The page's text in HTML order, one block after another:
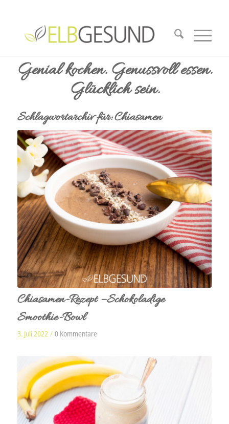
Genial kochen. Genussvoll essen.
Glücklich sein.
Schlagwortarchiv für:Chiasamen
Chiasamen-Rezept – Schokoladige
Smoothie-Bowl
3. Juli 2022 / 0 Kommentare